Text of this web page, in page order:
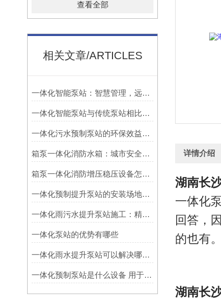
查看全部
相关文章/ARTICLES
一体化智能泵站：智慧管理，远程可控
一体化智能泵站与传统泵站相比具有诸多优势
一体化污水预制泵站的环保效益解析
箱泵一体化消防水箱：城市安全的集成卫士
箱泵一体化消防增压稳压设备怎么选？
一体化预制提升泵站的安装场地的选择
一体化雨污水提升泵站施工：精谋细琢，筑地下枢纽
一体化泵站的优势有哪些
一体化雨水提升泵站可以解决哪些问题
一体化预制泵站是什么设备 用于哪里
详情介绍
湖南长
一体化
回答，
的也有
湖南长